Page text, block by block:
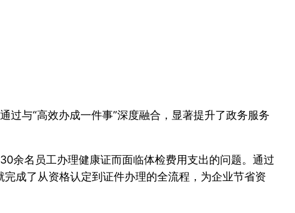
过与“高效办成一件事”深度融合，显著提升了政务服务
余名员工办理健康证而面临体检费用支出的问题。通过
成了从资格认定到证件办理的全流程，为企业节省资